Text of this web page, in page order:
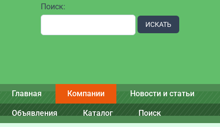
Поиск:
ИСКАТЬ
Главная Компании Новости и статьи
Объявления Каталог Поиск